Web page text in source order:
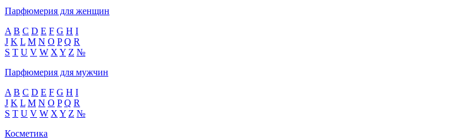
Парфюмерия для женщин
A B C D E F G H I
J K L M N O P Q R
S T U V W X Y Z №
Парфюмерия для мужчин
A B C D E F G H I
J K L M N O P Q R
S T U V W X Y Z №
Косметика